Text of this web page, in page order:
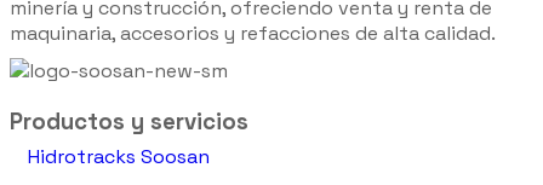
minería y construcción, ofreciendo venta y renta de
maquinaria, accesorios y refacciones de alta calidad.
Productos y servicios
Hidrotracks Soosan